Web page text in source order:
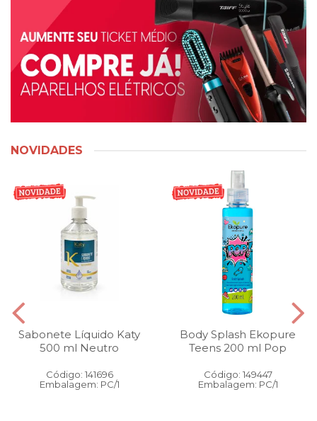
NOVIDADES
Sabonete Líquido Katy
500 ml Neutro
Código: 141696
Embalagem: PC/1
Body Splash Ekopure
Teens 200 ml Pop
Código: 149447
Embalagem: PC/1